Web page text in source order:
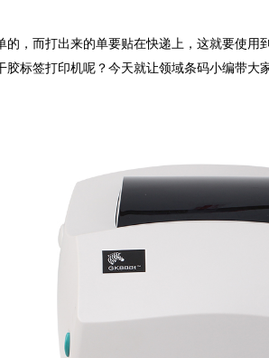
的，而打出来的单要贴在快递上，这就要使
标签打印机呢？今天就让领域条码小编带大